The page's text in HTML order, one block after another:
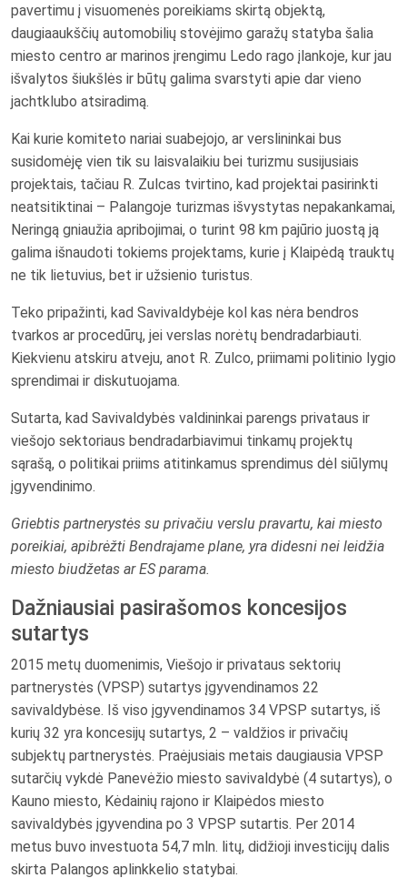
pavertimu į visuomenės poreikiams skirtą objektą,
daugiaaukščių automobilių stovėjimo garažų statyba šalia
miesto centro ar marinos įrengimu Ledo rago įlankoje, kur jau
išvalytos šiukšlės ir būtų galima svarstyti apie dar vieno
jachtklubo atsiradimą.
Kai kurie komiteto nariai suabejojo, ar verslininkai bus
susidomėję vien tik su laisvalaikiu bei turizmu susijusiais
projektais, tačiau R. Zulcas tvirtino, kad projektai pasirinkti
neatsitiktinai – Palangoje turizmas išvystytas nepakankamai,
Neringą gniaužia apribojimai, o turint 98 km pajūrio juostą ją
galima išnaudoti tokiems projektams, kurie į Klaipėdą trauktų
ne tik lietuvius, bet ir užsienio turistus.
Teko pripažinti, kad Savivaldybėje kol kas nėra bendros
tvarkos ar procedūrų, jei verslas norėtų bendradarbiauti.
Kiekvienu atskiru atveju, anot R. Zulco, priimami politinio lygio
sprendimai ir diskutuojama.
Sutarta, kad Savivaldybės valdininkai parengs privataus ir
viešojo sektoriaus bendradarbiavimui tinkamų projektų
sąrašą, o politikai priims atitinkamus sprendimus dėl siūlymų
įgyvendinimo.
Griebtis partnerystės su privačiu verslu pravartu, kai miesto
poreikiai, apibrėžti Bendrajame plane, yra didesni nei leidžia
miesto biudžetas ar ES parama.
Dažniausiai pasirašomos koncesijos
sutartys
2015 metų duomenimis, Viešojo ir privataus sektorių
partnerystės (VPSP) sutartys įgyvendinamos 22
savivaldybėse. Iš viso įgyvendinamos 34 VPSP sutartys, iš
kurių 32 yra koncesijų sutartys, 2 – valdžios ir privačių
subjektų partnerystės. Praėjusiais metais daugiausia VPSP
sutarčių vykdė Panevėžio miesto savivaldybė (4 sutartys), o
Kauno miesto, Kėdainių rajono ir Klaipėdos miesto
savivaldybės įgyvendina po 3 VPSP sutartis. Per 2014
metus buvo investuota 54,7 mln. litų, didžioji investicijų dalis
skirta Palangos aplinkkelio statybai.